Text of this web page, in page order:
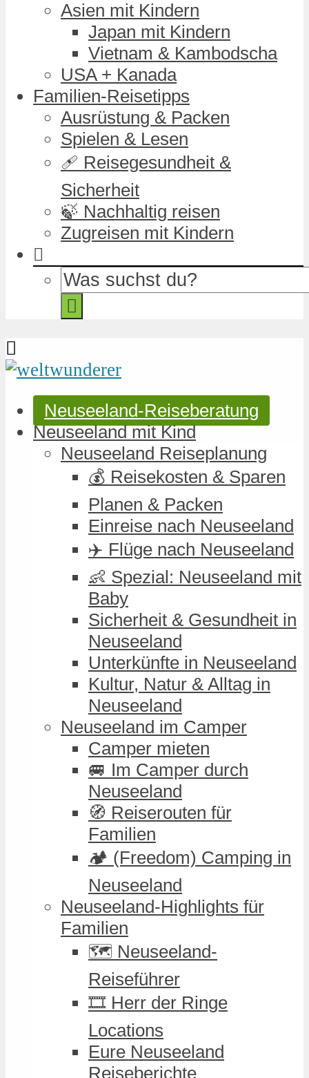
Asien mit Kindern
Japan mit Kindern
Vietnam & Kambodscha
USA + Kanada
Familien-Reisetipps
Ausrüstung & Packen
Spielen & Lesen
🩹 Reisegesundheit &
Sicherheit
🍃 Nachhaltig reisen
Zugreisen mit Kindern
Neuseeland-Reiseberatung
Neuseeland mit Kind
Neuseeland Reiseplanung
💰 Reisekosten & Sparen
Planen & Packen
Einreise nach Neuseeland
✈️ Flüge nach Neuseeland
👶 Spezial: Neuseeland mit
Baby
Sicherheit & Gesundheit in
Neuseeland
Unterkünfte in Neuseeland
Kultur, Natur & Alltag in
Neuseeland
Neuseeland im Camper
Camper mieten
🚐 Im Camper durch
Neuseeland
🧭 Reiserouten für
Familien
🏕️ (Freedom) Camping in
Neuseeland
Neuseeland-Highlights für
Familien
🗺️ Neuseeland-
Reiseführer
🎞️ Herr der Ringe
Locations
Eure Neuseeland
Reiseberichte